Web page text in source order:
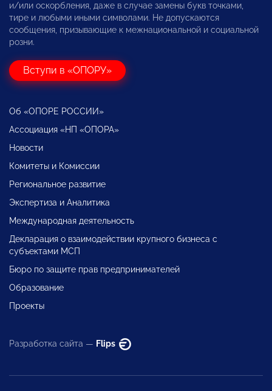
и/или оскорбления, даже в случае замены букв точками,
тире и любыми иными символами. Не допускаются
сообщения, призывающие к межнациональной и социальной
розни.
Вступи в «ОПОРУ»
Об «ОПОРЕ РОССИИ»
Ассоциация «НП «ОПОРА»
Новости
Комитеты и Комиссии
Региональное развитие
Экспертиза и Аналитика
Международная деятельность
Декларация о взаимодействии крупного бизнеса с
субъектами МСП
Бюро по защите прав предпринимателей
Образование
Проекты
Разработка сайта — Flips